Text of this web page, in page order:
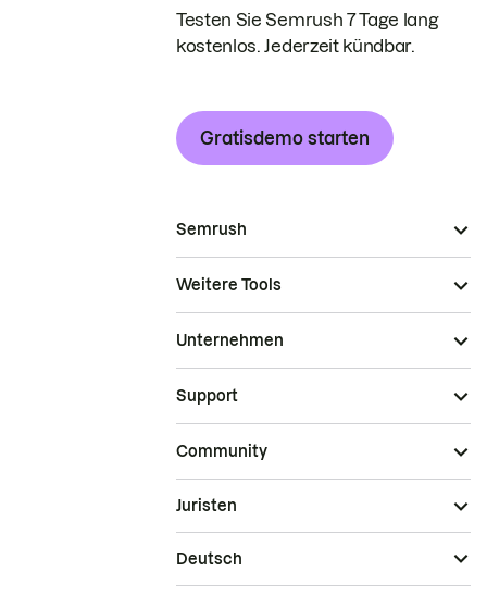
Testen Sie Semrush 7 Tage lang
kostenlos. Jederzeit kündbar.
Gratisdemo starten
Semrush
Weitere Tools
Unternehmen
Support
Community
Juristen
Deutsch